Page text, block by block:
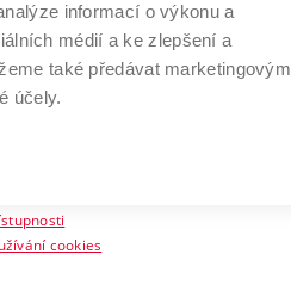
TECHNICKÉ V BRNĚ
1
www.vut.cz
cookies
informací o výkonu a
médií a ke zlepšení a
také předávat marketingovým
účely.